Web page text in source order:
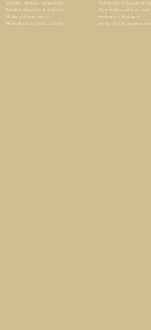
Vasalás, mosás, ruhajavítás Autójavító, műszaki
Buddha idézetek, mondások
Termőföld szállítás, árak
Online játékok ingyen
Földmérés Budapest
Hóeltakarítás, bobcat bérlés
Teddy festék